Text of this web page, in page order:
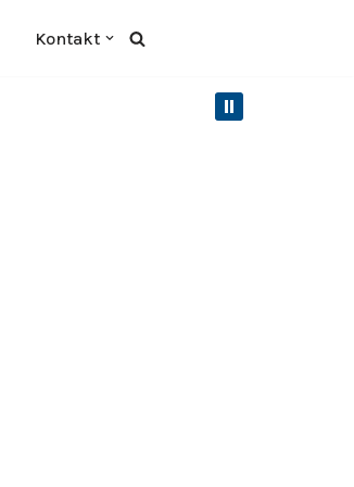
Kontakt